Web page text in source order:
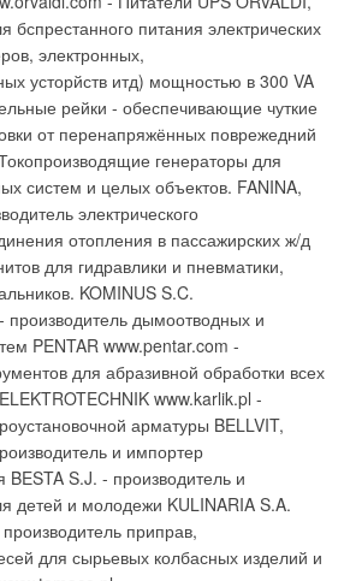
бспрестанного питания электрических
электронных,
усторйств итд) мощностью в 300 VA
рейки - обеспечивающие чуткие
от перенапряжённых поврежедний
генераторы для
систем и целых объектов. FANINA,
электрического
отопления в пассажирских ж/д
для гидравлики и пневматики,
KOMINUS S.C.
производитель дымоотводных и
PENTAR www.pentar.com -
для абразивной обработки всех
www.karlik.pl -
арматуры BELLVIT,
и импортер
BESTA S.J. - производитель и
детей и молодежи KULINARIA S.A.
приправ,
для сырьевых колбасных изделий и
тут же автоматически снимется
Причем оплатить счет за
как с мобильного, так и с домашнего
порядок оплаты станет действовать
в этом случае номер кредитки
интерактивный бланк в
"Московский комсомолец"
Уведомления отключены
Уведомления отключены